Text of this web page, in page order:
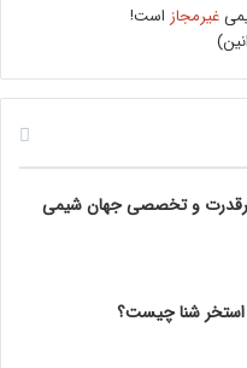
غیرمجاز است!
)
و تخصصی جهان شیمی
شنا چیست؟